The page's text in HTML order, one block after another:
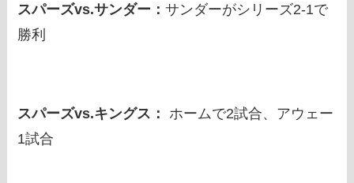
スパーズvs.サンダー：サンダーがシリーズ2-1で
勝利
スパーズvs.キングス：
ホームで2試合、アウェー
1試合